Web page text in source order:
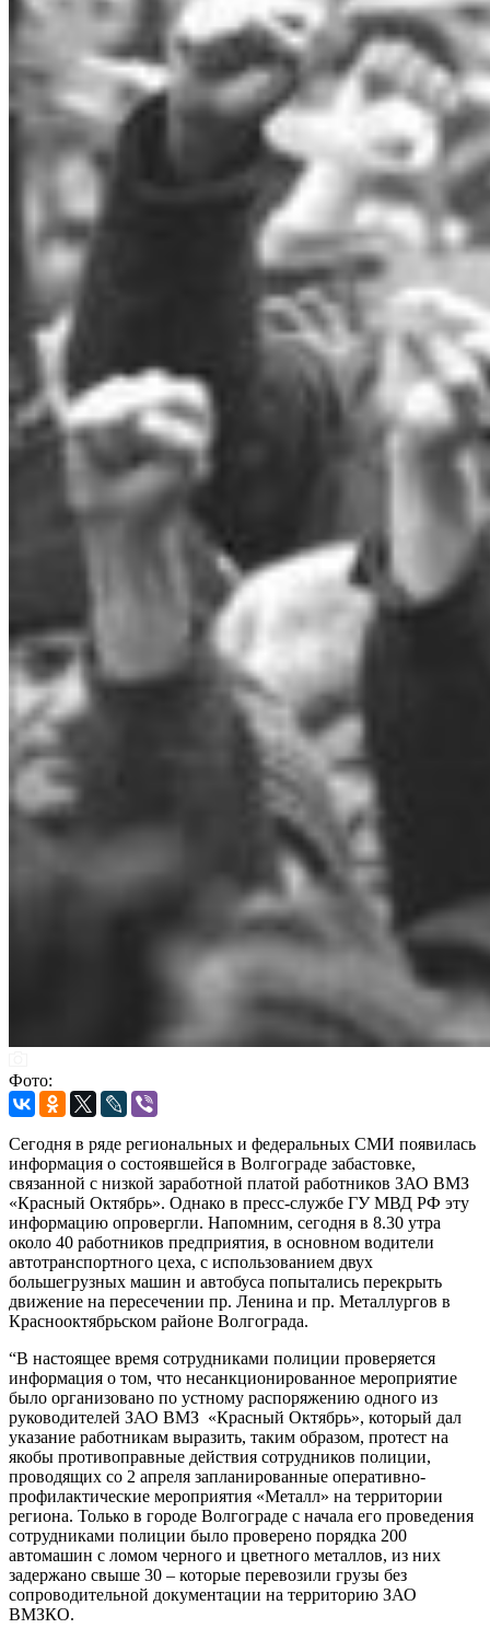
Фото:
Сегодня в ряде региональных и федеральных СМИ появилась
информация о состоявшейся в Волгограде забастовке,
связанной с низкой заработной платой работников ЗАО ВМЗ
«Красный Октябрь». Однако в пресс-службе ГУ МВД РФ эту
информацию опровергли. Напомним, сегодня в 8.30 утра
около 40 работников предприятия, в основном водители
автотранспортного цеха, с использованием двух
большегрузных машин и автобуса попытались перекрыть
движение на пересечении пр. Ленина и пр. Металлургов в
Краснооктябрьском районе Волгограда.
“В настоящее время сотрудниками полиции проверяется
информация о том, что несанкционированное мероприятие
было организовано по устному распоряжению одного из
руководителей ЗАО ВМЗ «Красный Октябрь», который дал
указание работникам выразить, таким образом, протест на
якобы противоправные действия сотрудников полиции,
проводящих со 2 апреля запланированные оперативно-
профилактические мероприятия «Металл» на территории
региона. Только в городе Волгограде с начала его проведения
сотрудниками полиции было проверено порядка 200
автомашин с ломом черного и цветного металлов, из них
задержано свыше 30 – которые перевозили грузы без
сопроводительной документации на территорию ЗАО
ВМЗКО.